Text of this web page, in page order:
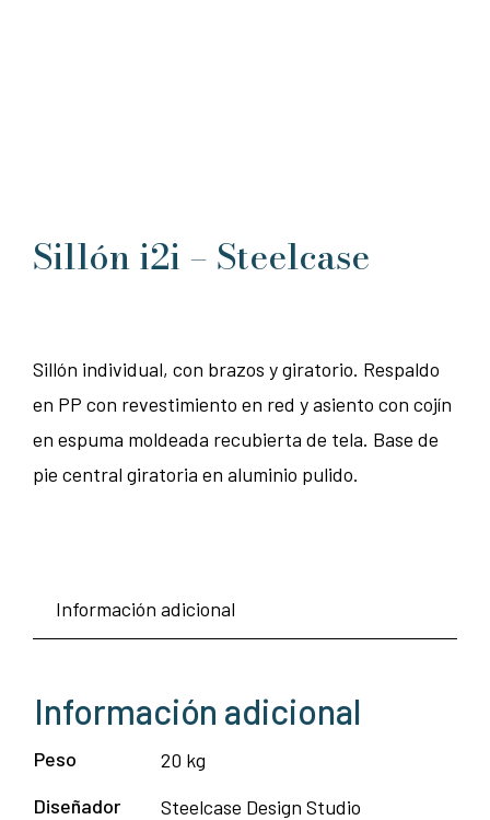
Sillón i2i – Steelcase
Sillón individual, con brazos y giratorio. Respaldo
en PP con revestimiento en red y asiento con cojín
en espuma moldeada recubierta de tela. Base de
pie central giratoria en aluminio pulido.
Información adicional
Información adicional
Peso
20 kg
Diseñador
Steelcase Design Studio